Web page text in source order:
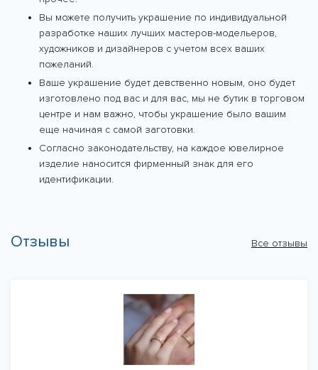
Вы можете получить украшение по индивидуальной
разработке наших лучших мастеров-модельеров,
художников и дизайнеров с учетом всех ваших
пожеланий.
Ваше украшение будет девственно новым, оно будет
изготовлено под вас и для вас, мы не бутик в торговом
центре и нам важно, чтобы украшение было вашим
еще начиная с самой заготовки.
Согласно законодательству, на каждое ювелирное
изделие наносится фирменный знак для его
идентификации.
Отзывы Все отзывы